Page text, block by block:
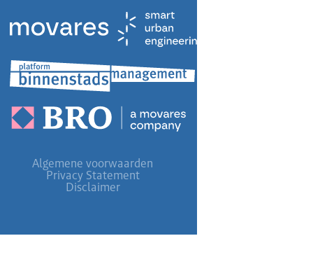
Algemene voorwaarden
Privacy Statement
Disclaimer